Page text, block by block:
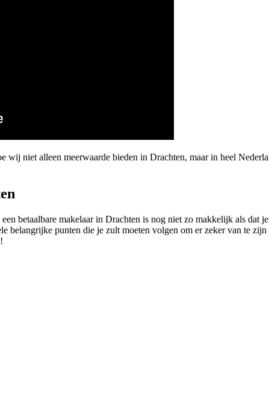
wij niet alleen meerwaarde bieden in Drachten, maar in heel
betaalbare makelaar in Drachten is nog niet zo makkelijk als dat
belangrijke punten die je zult moeten volgen om er zeker van te